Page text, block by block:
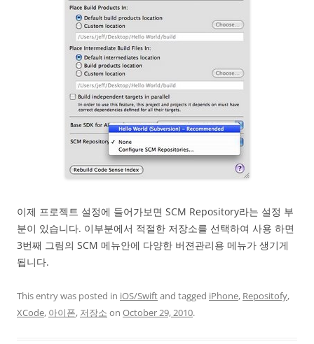
이제 프로젝트 설정에 들어가보면 SCM Repository라는 설정 부
분이 있습니다. 이부분에서 적절한 저장소를 선택하여 사용 하면
3번째 그림의 SCM 메뉴안에 다양한 버젼관리용 메뉴가 생기게
됩니다.
This entry was posted in iOS/Swiftand tagged iPhone, Repositofy,
XCode, 아이폰, 저장소 on October 29, 2010.